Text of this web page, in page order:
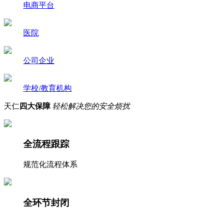
电商平台
医院
公司企业
学校/教育机构
天仁 四大保障 轻松解决您的安全烦扰
全流程跟踪
规范化流程体系
全环节封闭